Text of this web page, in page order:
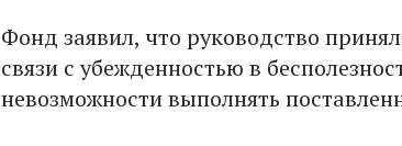
Фонд заявил, что руководство
связи с убежденностью в
невозможности выполнять